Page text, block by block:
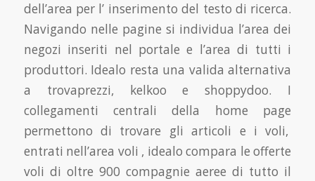
dell’area per l’ inserimento del testo di ricerca.
Navigando nelle pagine si individua l’area dei
negozi inseriti nel portale e l’area di tutti i
produttori. Idealo resta una valida alternativa
a trovaprezzi, kelkoo e shoppydoo. I
collegamenti centrali della home page
permettono di trovare gli articoli e i voli,
entrati nell’area voli , idealo compara le offerte
voli di oltre 900 compagnie aeree di tutto il